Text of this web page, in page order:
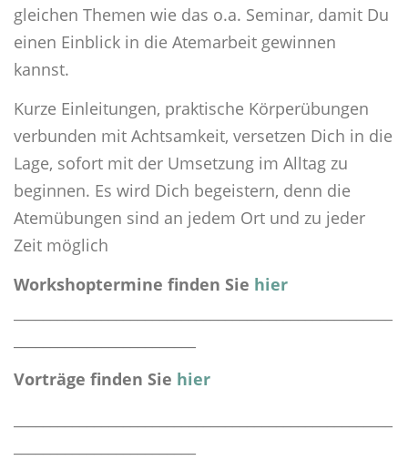
gleichen Themen wie das o.a. Seminar, damit Du
einen Einblick in die Atemarbeit gewinnen
kannst.
Kurze Einleitungen, praktische Körperübungen
verbunden mit Achtsamkeit, versetzen Dich in die
Lage, sofort mit der Umsetzung im Alltag zu
beginnen. Es wird Dich begeistern, denn die
Atemübungen sind an jedem Ort und zu jeder
Zeit möglich
Workshoptermine finden Sie hier
Vorträge finden Sie hier